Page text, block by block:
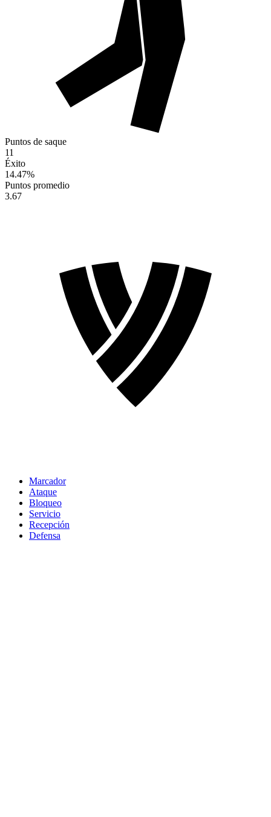
Puntos de saque
11
Éxito
14.47%
Puntos promedio
3.67
Marcador
Ataque
Bloqueo
Servicio
Recepción
Defensa